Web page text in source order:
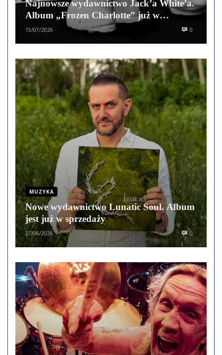
Najnowsze wydawnictwo Jack’a White’a.
Album „Frozen Charlotte” już w
sprzedaży
15/07/2026 0
MUZYKA
Nowe wydawnictwo Lunatic Soul. Album
jest już w sprzedaży
27/06/2026 0